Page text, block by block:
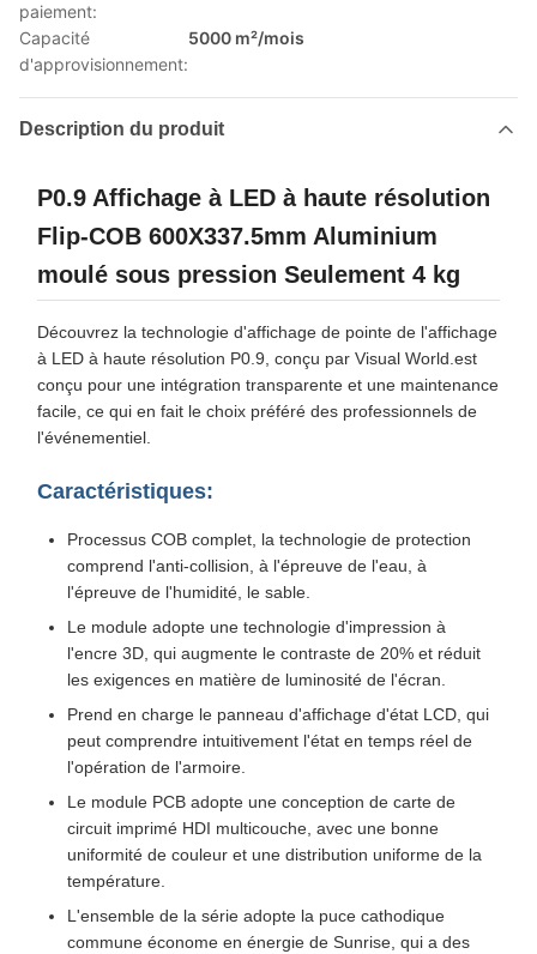
paiement:
Capacité
d'approvisionnement:
5000 m²/mois
Description du produit
P0.9 Affichage à LED à haute résolution
Flip-COB 600X337.5mm Aluminium
moulé sous pression Seulement 4 kg
Découvrez la technologie d'affichage de pointe de l'affichage
à LED à haute résolution P0.9, conçu par Visual World.est
conçu pour une intégration transparente et une maintenance
facile, ce qui en fait le choix préféré des professionnels de
l'événementiel.
Caractéristiques:
Processus COB complet, la technologie de protection
comprend l'anti-collision, à l'épreuve de l'eau, à
l'épreuve de l'humidité, le sable.
Le module adopte une technologie d'impression à
l'encre 3D, qui augmente le contraste de 20% et réduit
les exigences en matière de luminosité de l'écran.
Prend en charge le panneau d'affichage d'état LCD, qui
peut comprendre intuitivement l'état en temps réel de
l'opération de l'armoire.
Le module PCB adopte une conception de carte de
circuit imprimé HDI multicouche, avec une bonne
uniformité de couleur et une distribution uniforme de la
température.
L'ensemble de la série adopte la puce cathodique
commune économe en énergie de Sunrise, qui a des